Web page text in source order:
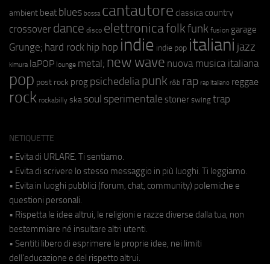
ambient beat blues bossa cantautore classica country
crossover dance disco elettronicafolkfunk fusion garage
Grunge; hard rock hip hop indie indie pop italiani jazz
kimura laPOP lounge metal; new wave nuova musica italiana
pop post rock prog psichedeliapunk r&b rap rap italiano reggae
rock rockabilly ska soul sperimentale stoner swing trap
NETIQUETTE
• Evita di URLARE. Ti sentiamo.
• Evita di scrivere lo stesso messaggio in più luoghi. Ti leggiamo.
• Evita in luoghi pubblici (forum, chat, community) polemiche e
questioni personali.
• Rispetta le idee altrui, le religioni e razze diverse dalla tua, non
bestemmiare né insultare altri utenti.
• Sentiti libero di esprimere le proprie idee, nei limiti
dell'educazione e del rispetto altrui.